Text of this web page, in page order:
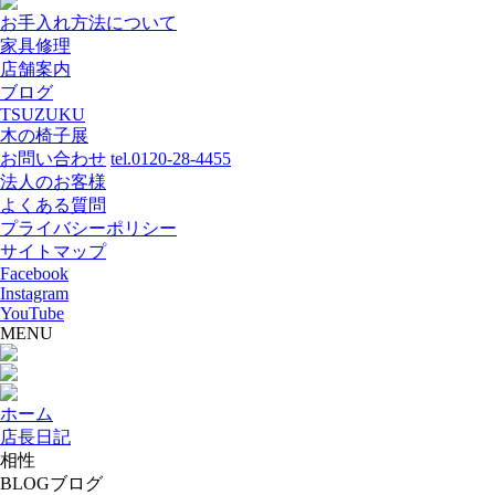
お手入れ方法について
家具修理
店舗案内
ブログ
TSUZUKU
木の椅子展
お問い合わせ tel.0120-28-4455
法人のお客様
よくある質問
プライバシーポリシー
サイトマップ
Facebook
Instagram
YouTube
MENU
ホーム
店長日記
相性
BLOGブログ